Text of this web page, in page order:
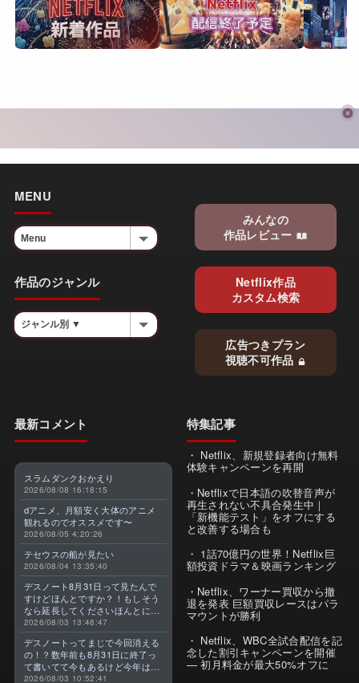
MENU
作品のジャンル
みんなの
作品レビュー
Netflix作品
カスタム検索
広告つきプラン
視聴不可作品
最新コメント
スラムダンクおかえり
2026/08/08 16:18:15
dアニメ、月額安く大体のアニメ
観れるのでオススメです〜
2026/08/05 4:20:26
テセウスの船が見たい
2026/08/04 13:35:40
デスノート8月31日って見たんで
すけどほんとですか？！もしそう
なら延長してくださいほんとに大
好きなんです😭
2026/08/03 13:48:47
デスノートってまじで今回消える
の！？数年前も8月31日に終了っ
て書いてて今もあるけど今年はま
じのやつ！？よくわからん！！で
2026/08/03 10:52:41
特集記事
Netflix、新規登録者向け無料
体験キャンペーンを再開
Netflixで日本語の吹替音声が
再生されない不具合発生中｜
「新機能テスト」をオフにする
と改善する場合も
1話70億円の世界！Netflix巨
額投資ドラマ＆映画ランキング
Netflix、ワーナー買収から撤
退を発表 巨額買収レースはパラ
マウントが勝利
Netflix、WBC全試合配信を記
念した割引キャンペーンを開催
— 初月料金が最大50%オフに